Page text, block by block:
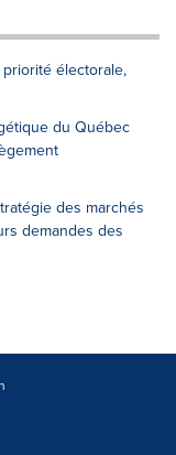
électorale,
du Québec
des marchés
demandes des